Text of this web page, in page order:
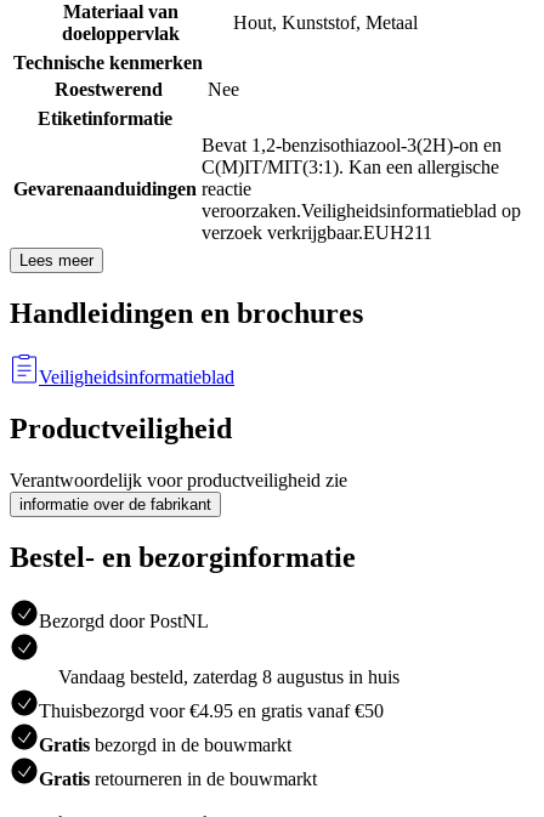
Materiaal van
doeloppervlak
Hout, Kunststof, Metaal
Technische kenmerken
Roestwerend
Nee
Etiketinformatie
Gevarenaanduidingen
Bevat 1,2-benzisothiazool-3(2H)-on en
C(M)IT/MIT(3:1). Kan een allergische
reactie
veroorzaken.Veiligheidsinformatieblad op
verzoek verkrijgbaar.EUH211
Lees meer
Handleidingen en brochures
Veiligheidsinformatieblad
Productveiligheid
Verantwoordelijk voor productveiligheid zie
informatie over de fabrikant
Bestel- en bezorginformatie
Bezorgd door PostNL
Vandaag besteld, zaterdag 8 augustus in huis
Thuisbezorgd voor €4.95 en gratis vanaf €50
Gratis bezorgd in de bouwmarkt
Gratis retourneren in de bouwmarkt